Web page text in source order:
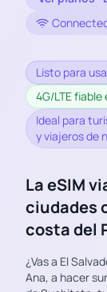
Listo para
4G/LTE
Ideal para
y viajeros de
La eSIM
ciudades
costa del
¿Vas a El
Ana, a hacer